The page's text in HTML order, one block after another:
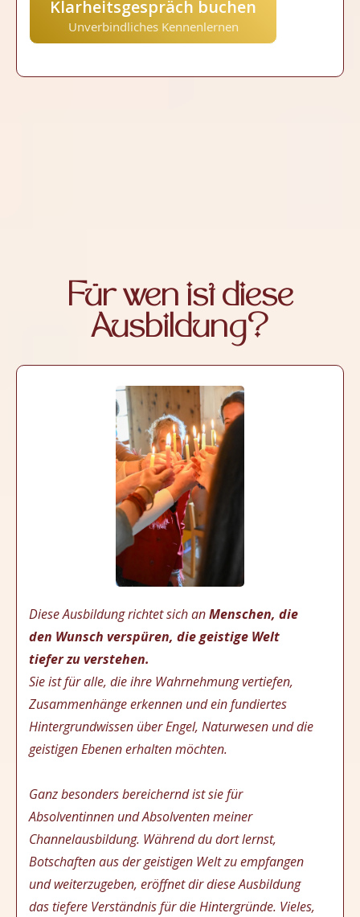
Klarheitsgespräch buchen
Unverbindliches Kennenlernen
Für wen ist diese
Ausbildung?
Diese Ausbildung richtet sich anMenschen, die
den Wunsch verspüren, die geistige Welt
tiefer zu verstehen.
Sie ist für alle, die ihre Wahrnehmung vertiefen,
Zusammenhänge erkennen und ein fundiertes
Hintergrundwissen über Engel, Naturwesen und die
geistigen Ebenen erhalten möchten.
Ganz besonders bereichernd ist sie für
Absolventinnen und Absolventen meiner
Channelausbildung. Während du dort lernst,
Botschaften aus der geistigen Welt zu empfangen
und weiterzugeben, eröffnet dir diese Ausbildung
das tiefere Verständnis für die Hintergründe. Vieles,